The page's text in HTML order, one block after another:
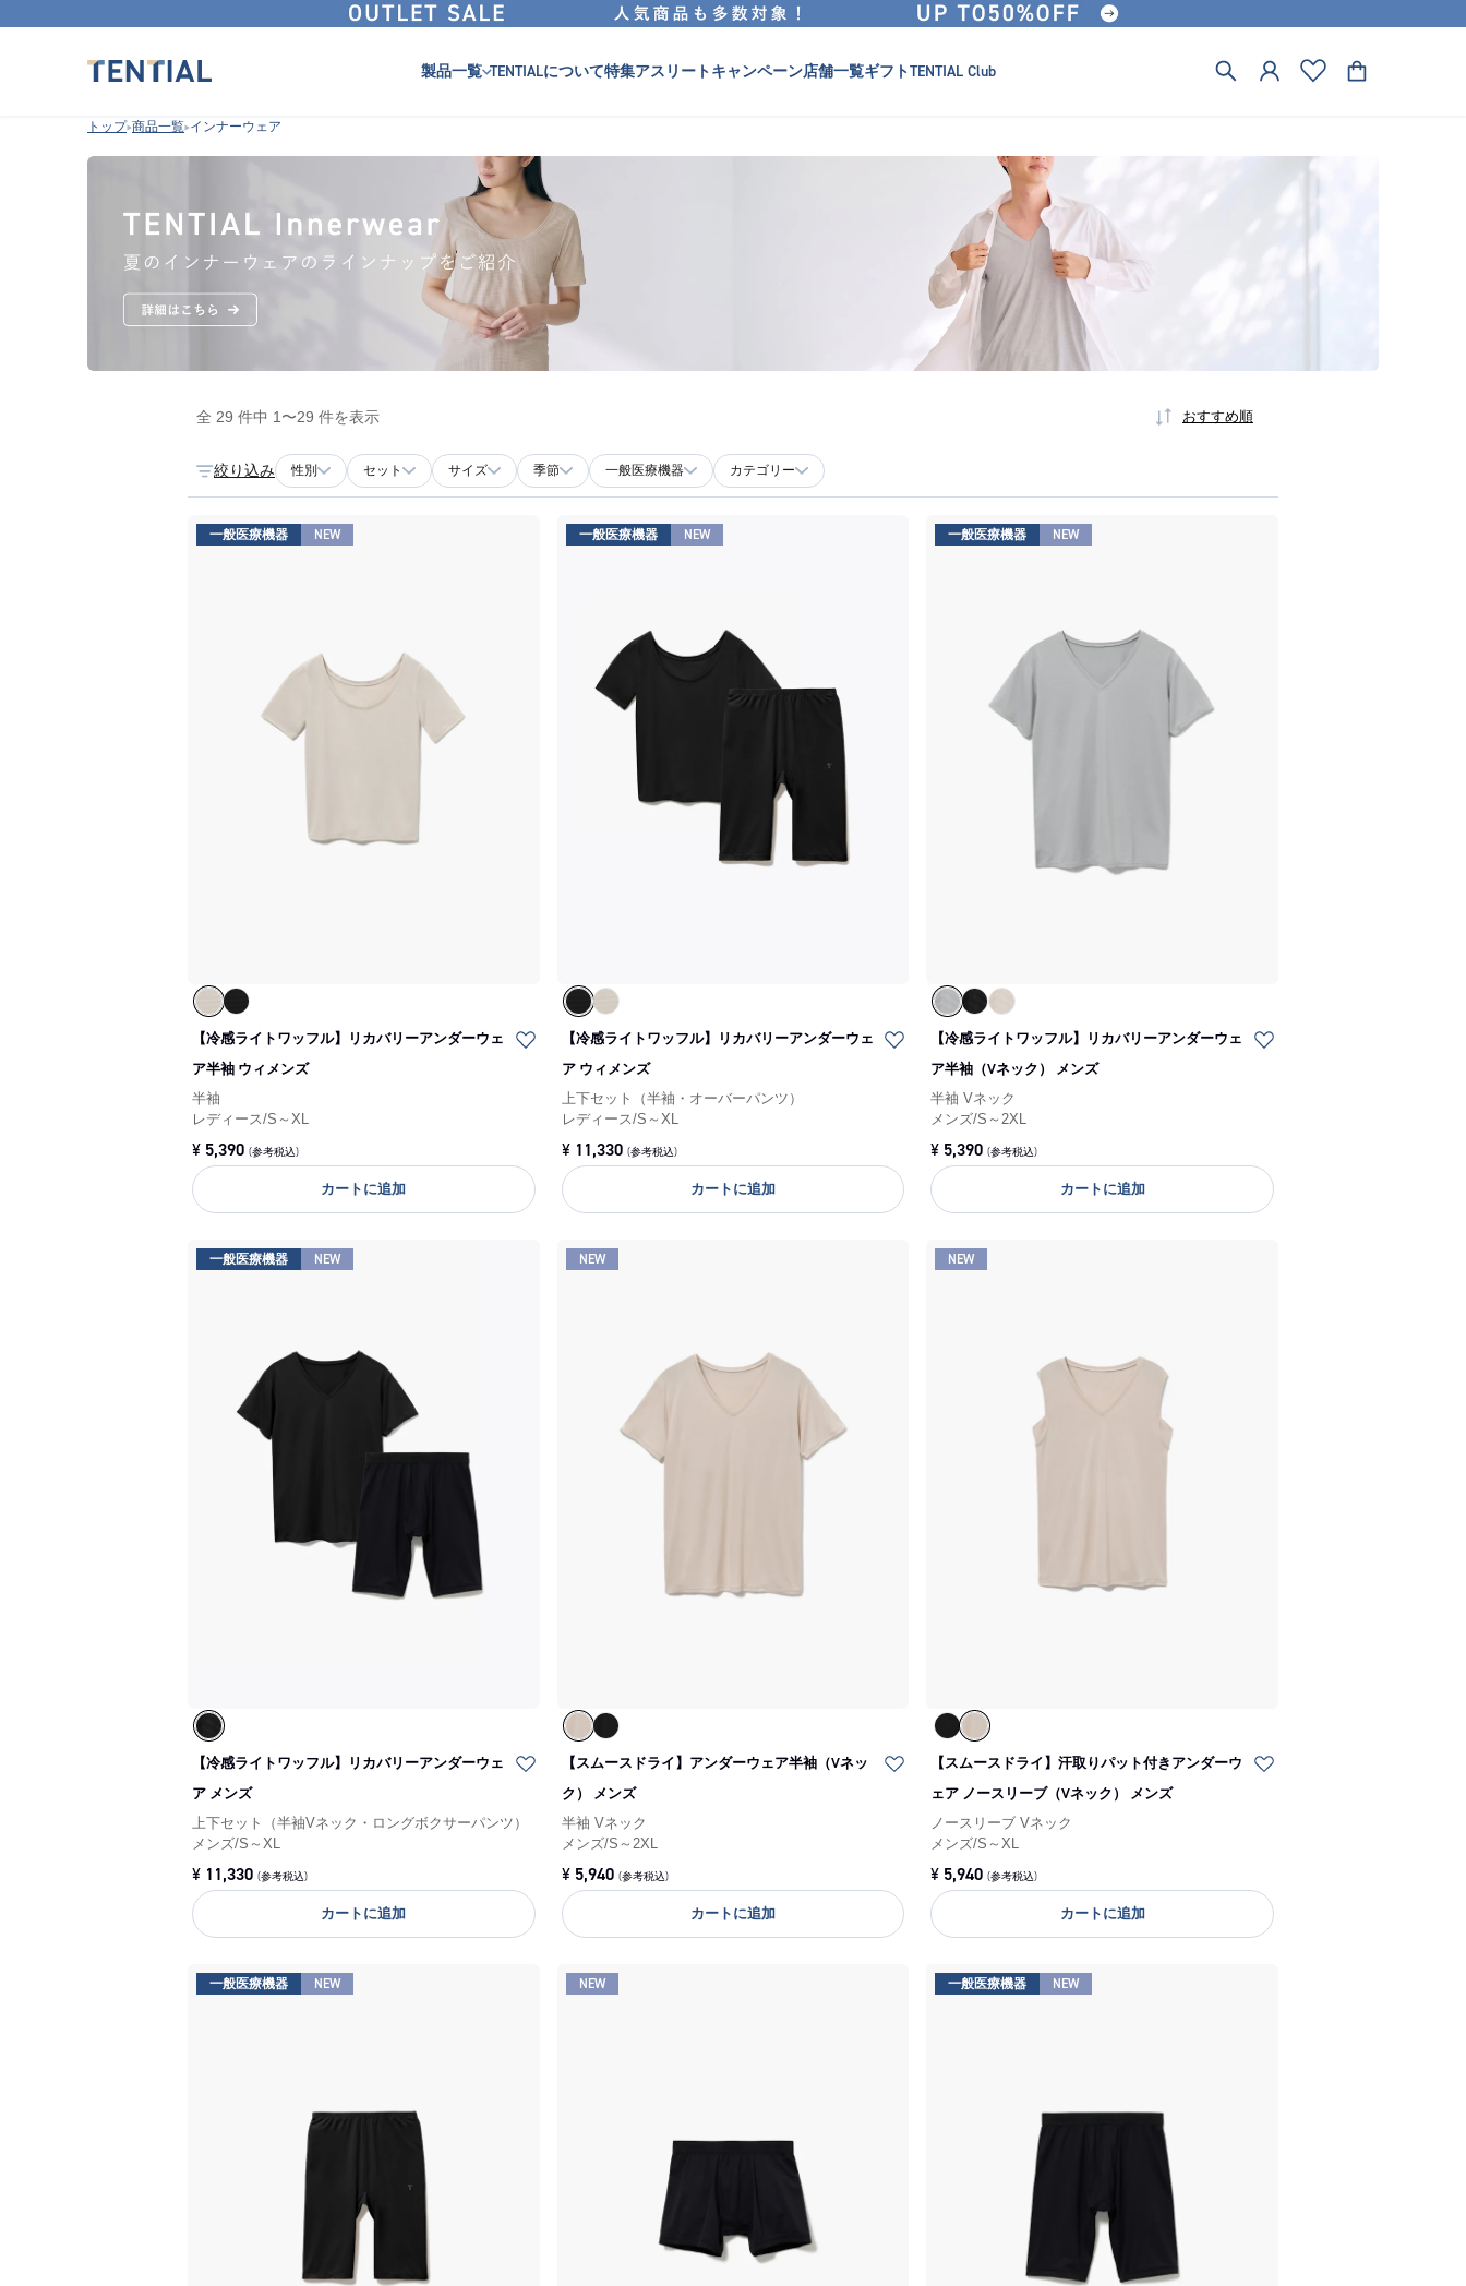
製品一覧 TENTIALについて特集アスリートキャンペーン店舗一覧ギフトTENTIAL Club
トップ 商品一覧 インナーウェア
全 29 件中 1〜29 件を表示 おすすめ順
絞り込み 性別 セット サイズ 季節 一般医療機器 カテゴリー
一般医療機器 NEW
【冷感ライトワッフル】リカバリーアンダーウェ
ア半袖 ウィメンズ
半袖
レディース/S～XL
¥ 5,390 (参考税込)
カートに追加
一般医療機器 NEW
【冷感ライトワッフル】リカバリーアンダーウェ
ア ウィメンズ
上下セット（半袖・オーバーパンツ）
レディース/S～XL
¥ 11,330 (参考税込)
カートに追加
一般医療機器 NEW
【冷感ライトワッフル】リカバリーアンダーウェ
ア半袖（Vネック） メンズ
半袖 Vネック
メンズ/S～2XL
¥ 5,390 (参考税込)
カートに追加
一般医療機器 NEW
【冷感ライトワッフル】リカバリーアンダーウェ
ア メンズ
上下セット（半袖Vネック・ロングボクサーパンツ）
メンズ/S～XL
¥ 11,330 (参考税込)
カートに追加
NEW
【スムースドライ】アンダーウェア半袖（Vネッ
ク） メンズ
半袖 Vネック
メンズ/S～2XL
¥ 5,940 (参考税込)
カートに追加
NEW
【スムースドライ】汗取りパット付きアンダーウ
ェア ノースリーブ（Vネック） メンズ
ノースリーブ Vネック
メンズ/S～XL
¥ 5,940 (参考税込)
カートに追加
一般医療機器 NEW NEW 一般医療機器 NEW